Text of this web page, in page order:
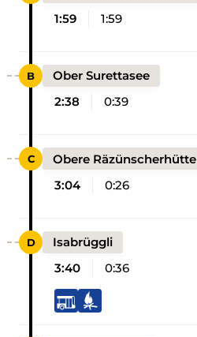
1:59
1:59
Ober Surettasee
2:38
0:39
Obere Räzünscherhütte
3:04
0:26
Isabrüggli
3:40
0:36